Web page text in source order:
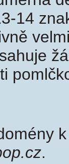
14
.